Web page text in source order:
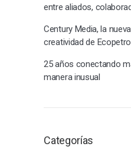
entre aliados,
Century Media, la
creatividad de
25 años conectando
manera inusual
Categorías